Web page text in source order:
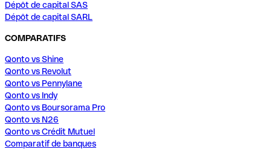
Dépôt de capital SAS
Dépôt de capital SARL
COMPARATIFS
Qonto vs Shine
Qonto vs Revolut
Qonto vs Pennylane
Qonto vs Indy
Qonto vs Boursorama Pro
Qonto vs N26
Qonto vs Crédit Mutuel
Comparatif de banques